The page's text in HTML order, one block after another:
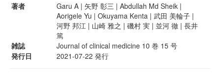
著者
Garu A | 矢野 彰三 | Abdullah Md Sheik |
Aorigele Yu | Okuyama Kenta | 武田 美輪子 |
河野 邦江 | 山崎 雅之 | 磯村 実 | 並河 徹 | 長井
篤
雑誌
Journal of clinical medicine 10 巻 15 号
発行日
2021-07-22 発行